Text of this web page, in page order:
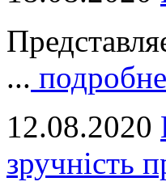
...
12.08.2020
зручність